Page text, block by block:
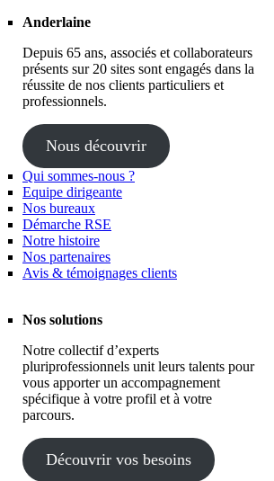
Anderlaine
Depuis 65 ans, associés et collaborateurs
présents sur 20 sites sont engagés dans la
réussite de nos clients particuliers et
professionnels.
Nous découvrir
Qui sommes-nous ?
Equipe dirigeante
Nos bureaux
Démarche RSE
Notre histoire
Nos partenaires
Avis & témoignages clients
Nos solutions
Notre collectif d’experts
pluriprofessionnels unit leurs talents pour
vous apporter un accompagnement
spécifique à votre profil et à votre
parcours.
Découvrir vos besoins